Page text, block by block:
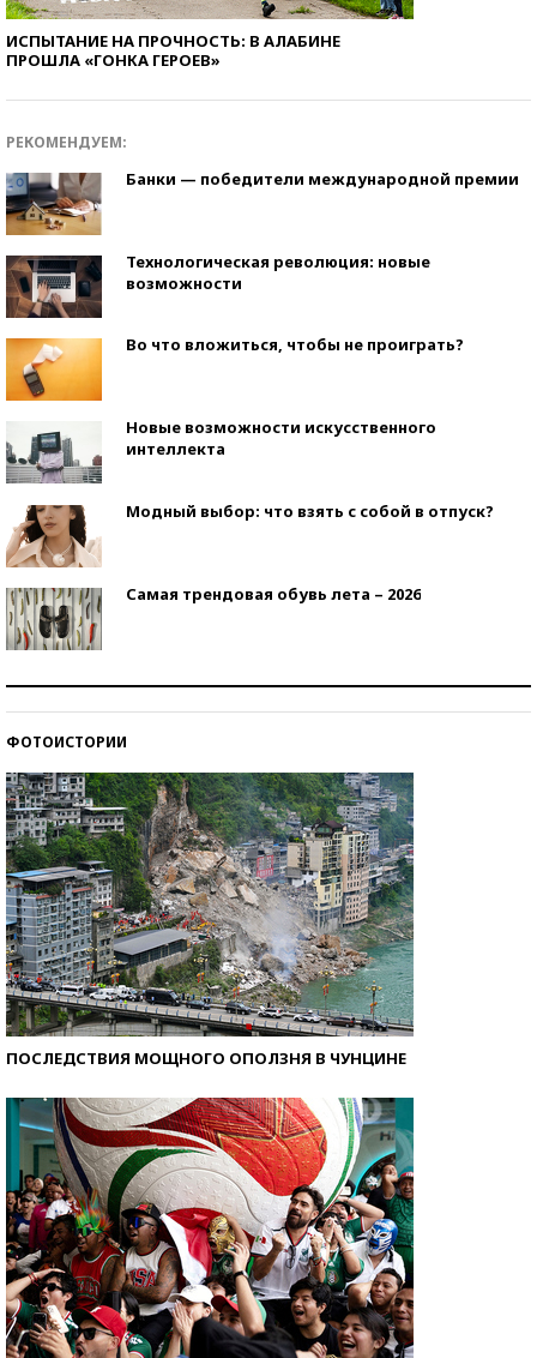
ИСПЫТАНИЕ НА ПРОЧНОСТЬ: В АЛАБИНЕ
ПРОШЛА «ГОНКА ГЕРОЕВ»
РЕКОМЕНДУЕМ:
Банки — победители международной премии
Технологическая революция: новые
возможности
Во что вложиться, чтобы не проиграть?
Новые возможности искусственного
интеллекта
Модный выбор: что взять с собой в отпуск?
Самая трендовая обувь лета – 2026
ФОТОИСТОРИИ
ПОСЛЕДСТВИЯ МОЩНОГО ОПОЛЗНЯ В ЧУНЦИНЕ